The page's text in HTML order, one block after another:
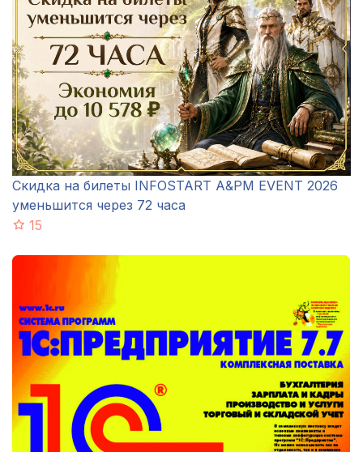
Скидка на билеты INFOSTART A&PM EVENT 2026
уменьшится через 72 часа
15